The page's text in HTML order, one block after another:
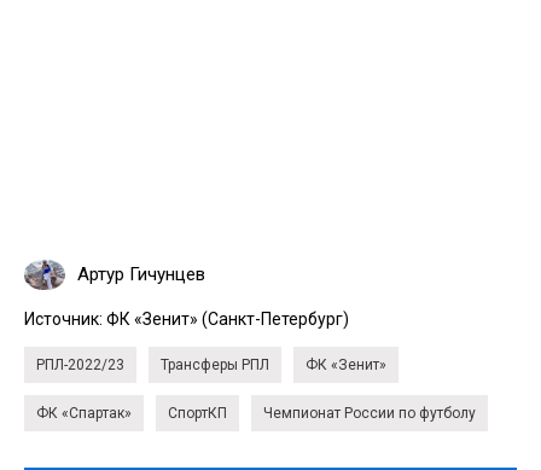
Артур Гичунцев
Источник: ФК «Зенит» (Санкт-Петербург)
РПЛ-2022/23 Трансферы РПЛ ФК «Зенит»
ФК «Спартак» СпортКП Чемпионат России по футболу